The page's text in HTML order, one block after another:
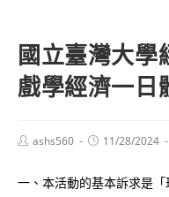
國立臺灣大
戲學經濟一日
Postashs560
Post11/28/2024
一、本活動的基本訴求是